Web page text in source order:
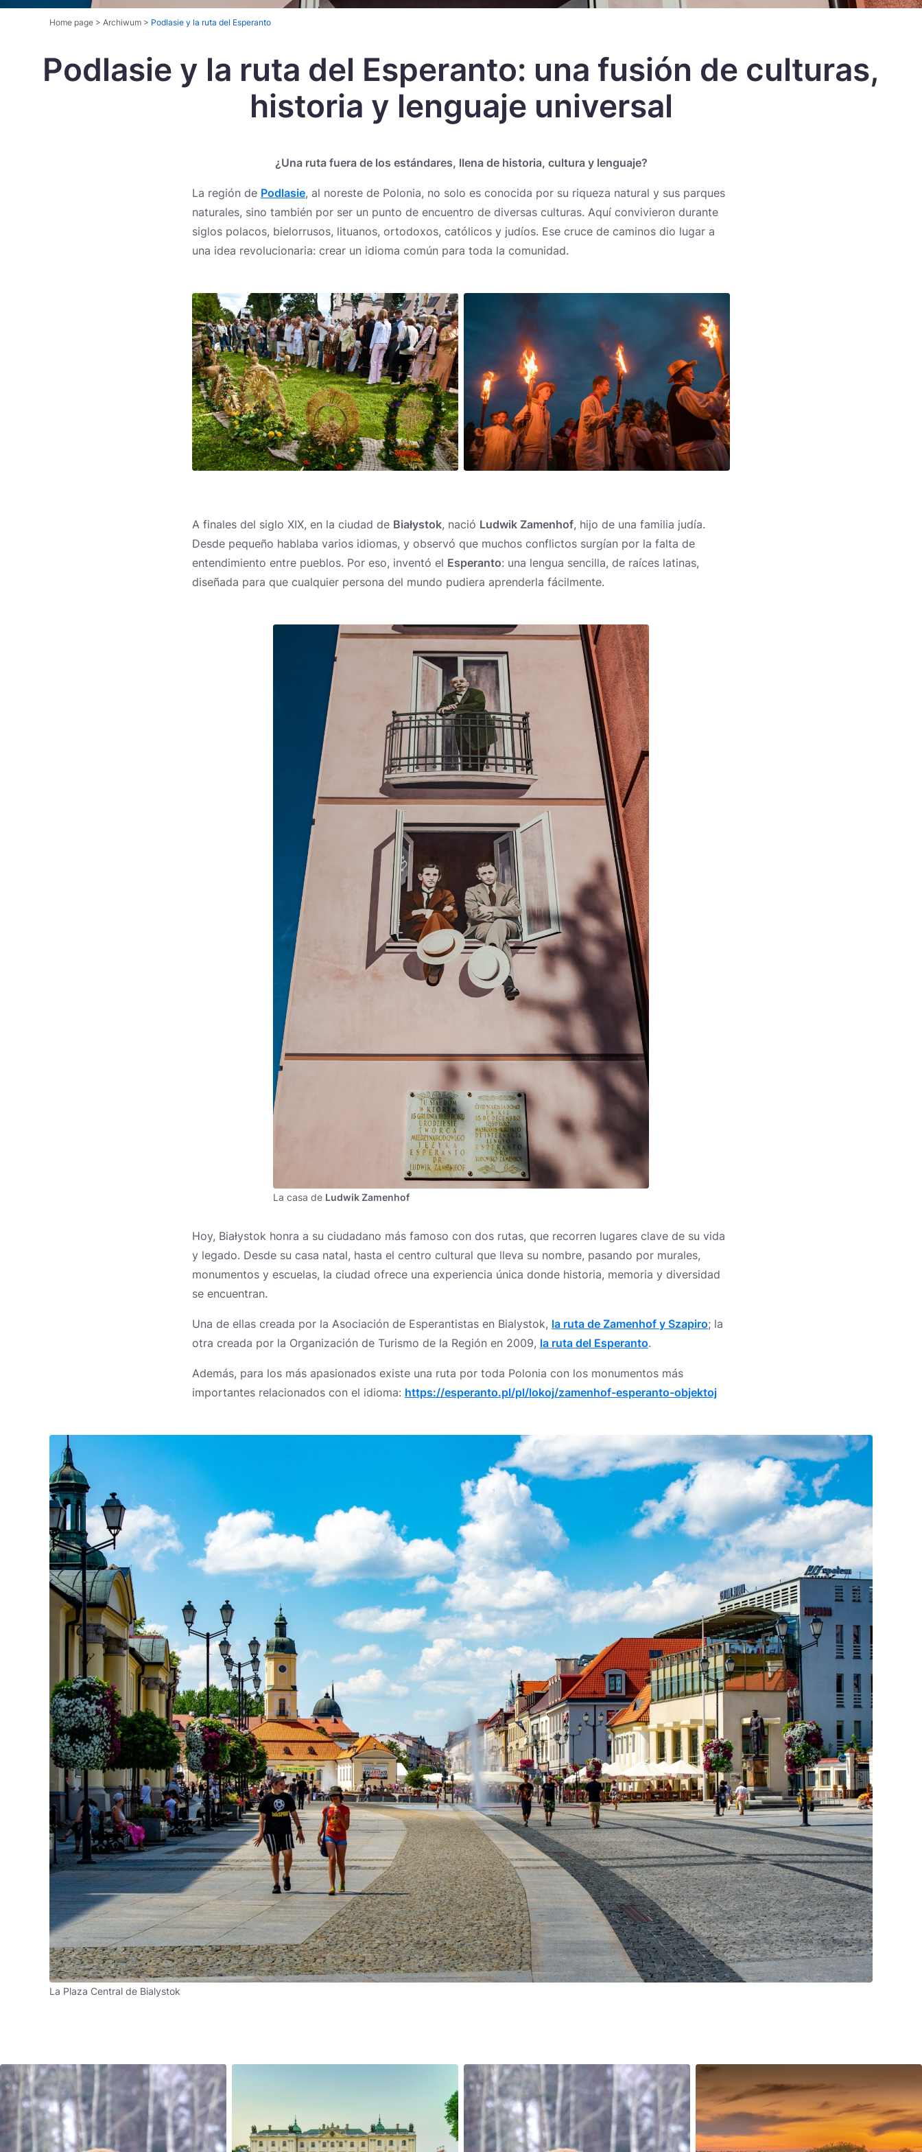
Novedades
Home page > Archiwum > Podlasie y la ruta del Esperanto
Podlasie y la ruta del Esperanto: una fusión de culturas,
historia y lenguaje universal
¿Una ruta fuera de los estándares, llena de historia, cultura y lenguaje?
La región de Podlasie, al noreste de Polonia, no solo es conocida por su riqueza natural y sus parques
naturales, sino también por ser un punto de encuentro de diversas culturas. Aquí convivieron durante
siglos polacos, bielorrusos, lituanos, ortodoxos, católicos y judíos. Ese cruce de caminos dio lugar a
una idea revolucionaria: crear un idioma común para toda la comunidad.
A finales del siglo XIX, en la ciudad de Białystok, nació Ludwik Zamenhof, hijo de una familia judía.
Desde pequeño hablaba varios idiomas, y observó que muchos conflictos surgían por la falta de
entendimiento entre pueblos. Por eso, inventó el Esperanto: una lengua sencilla, de raíces latinas,
diseñada para que cualquier persona del mundo pudiera aprenderla fácilmente.
La casa de Ludwik Zamenhof
Hoy, Białystok honra a su ciudadano más famoso con dos rutas, que recorren lugares clave de su vida
y legado. Desde su casa natal, hasta el centro cultural que lleva su nombre, pasando por murales,
monumentos y escuelas, la ciudad ofrece una experiencia única donde historia, memoria y diversidad
se encuentran.
Una de ellas creada por la Asociación de Esperantistas en Bialystok, la ruta de Zamenhof y Szapiro; la
otra creada por la Organización de Turismo de la Región en 2009, la ruta del Esperanto.
Además, para los más apasionados existe una ruta por toda Polonia con los monumentos más
importantes relacionados con el idioma: https://esperanto.pl/pl/lokoj/zamenhof-esperanto-objektoj
La Plaza Central de Bialystok